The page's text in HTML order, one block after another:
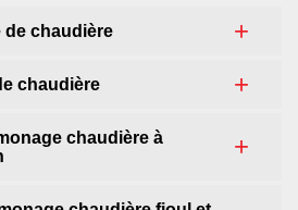
de chaudière
chaudière
chaudière à